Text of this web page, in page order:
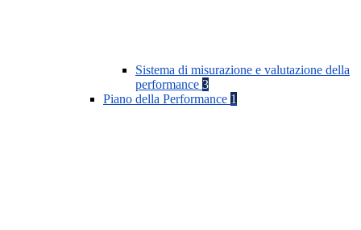
Sistema di misurazione e valutazione della
performance 3
Piano della Performance 1